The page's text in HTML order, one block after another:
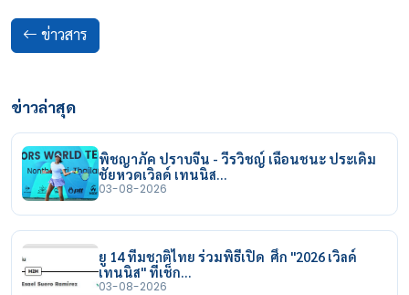
ข่าวสาร
ข่าวล่าสุด
พิชญาภัค ปราบจีน - วีรวิชญ์ เฉือนชนะ ประเดิม
ชัยหวดเวิลด์ เทนนิส…
03-08-2026
ยู 14 ทีมชาติไทย ร่วมพิธีเปิด ศึก "2026 เวิลด์
เทนนิส" ที่เช็ก…
03-08-2026